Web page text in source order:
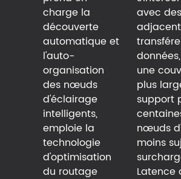
charge la
découverte
automatique et
l'auto-
organisation
des nœuds
d'éclairage
intelligents,
emploie la
technologie
d'optimisation
du routage
avec
une
plus
support
nœuds
moins
Latence